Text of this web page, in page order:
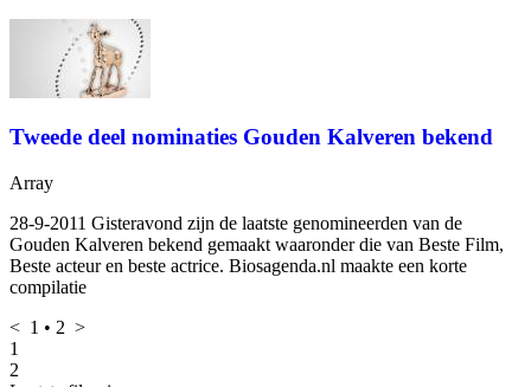
Tweede deel nominaties Gouden Kalveren bekend
Array
28-9-2011 Gisteravond zijn de laatste genomineerden van de
Gouden Kalveren bekend gemaakt waaronder die van Beste Film,
Beste acteur en beste actrice. Biosagenda.nl maakte een korte
compilatie
< 1 • 2 >
1
2